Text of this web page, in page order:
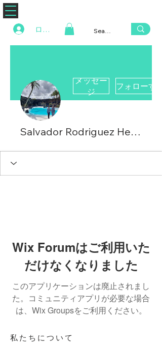
ログイン
メッセー
ジ
フォローする
Salvador Rodriguez Hernandez
Wix Forumはご利用いた
だけなくなりました
このアプリケーションは廃止されまし
た。コミュニティアプリが必要な場合
は、Wix Groupsをご利用ください。
私たちについて